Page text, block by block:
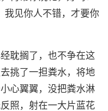
我见你人不错，才要你
耽搁了，也不争在这
挑了一担粪水，将地
心翼翼，没把粪水淋
照，射在一大片蓝花